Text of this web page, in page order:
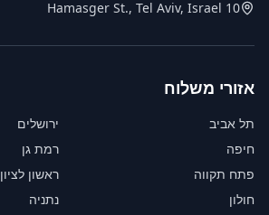
10 Hamasger St., Tel Aviv, Israel
אזורי משלוח
תל אביב
ירושלים
חיפה
רמת גן
פתח תקווה
ראשון לציון
חולון
נתניה